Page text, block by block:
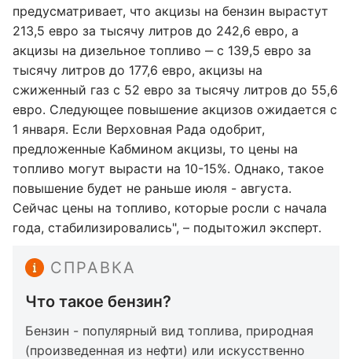
предусматривает, что акцизы на бензин вырастут
213,5 евро за тысячу литров до 242,6 евро, а
акцизы на дизельное топливо ‒ с 139,5 евро за
тысячу литров до 177,6 евро, акцизы на
сжиженный газ с 52 евро за тысячу литров до 55,6
евро. Следующее повышение акцизов ожидается с
1 января. Если Верховная Рада одобрит,
предложенные Кабмином акцизы, то цены на
топливо могут вырасти на 10-15%. Однако, такое
повышение будет не раньше июля - августа.
Сейчас цены на топливо, которые росли с начала
года, стабилизировались", – подытожил эксперт.
СПРАВКА
Что такое бензин?
Бензин - популярный вид топлива, природная
(произведенная из нефти) или искусственно